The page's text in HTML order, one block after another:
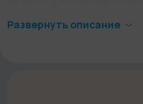
позволяет заряжать
включая Apple MacBook. В
Развернуть описание